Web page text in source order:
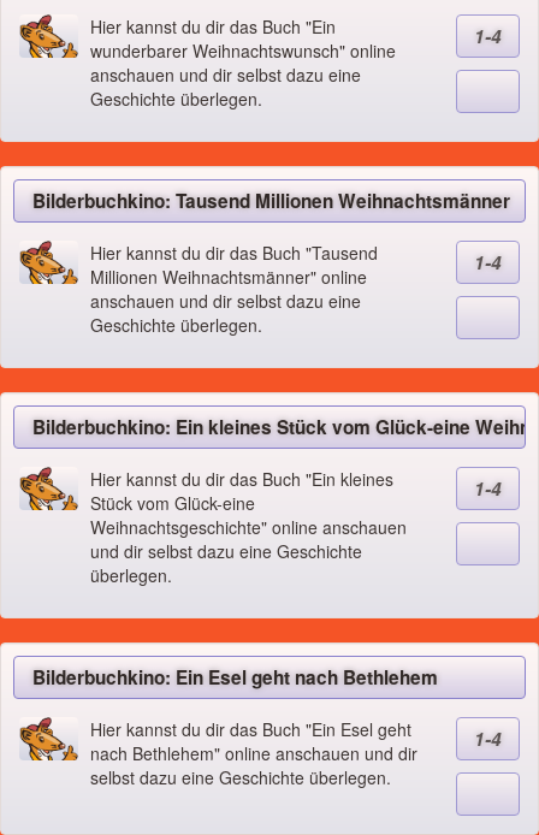
Hier kannst du dir das Buch "Ein
wunderbarer Weihnachtswunsch" online
anschauen und dir selbst dazu eine
Geschichte überlegen.
1-4
Bilderbuchkino: Tausend Millionen Weihnachtsmänner
Hier kannst du dir das Buch "Tausend
Millionen Weihnachtsmänner" online
anschauen und dir selbst dazu eine
Geschichte überlegen.
1-4
Bilderbuchkino: Ein kleines Stück vom Glück-eine
Hier kannst du dir das Buch "Ein kleines
Stück vom Glück-eine
Weihnachtsgeschichte" online anschauen
und dir selbst dazu eine Geschichte
überlegen.
1-4
Bilderbuchkino: Ein Esel geht nach Bethlehem
Hier kannst du dir das Buch "Ein Esel geht
nach Bethlehem" online anschauen und dir
selbst dazu eine Geschichte überlegen.
1-4